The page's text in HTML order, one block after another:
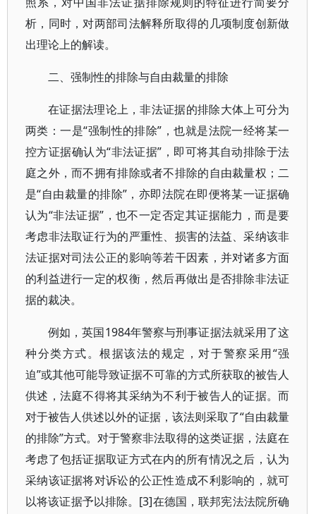
析，同时，对两部司法解释所取得的几项制度创新做
出理论上的解读。
二、强制性的排除与自由裁量的排除
在证据法理论上，非法证据的排除大体上可分为
两类：一是“强制性的排除”，也就是法院一经将某一
控方证据确认为“非法证据”，即可将其自动排除于法
庭之外，而不拥有排除或者不排除的自由裁量权；二
是“自由裁量的排除”，亦即法院在即便将某一证据确
认为“非法证据”，也不一定否定其证据能力，而是要
考虑非法取证行为的严重性、损害的法益、采纳该非
法证据对司法公正的影响等若干因素，并对诸多方面
的利益进行一定的权衡，然后再做出是否排除非法证
据的裁决。
例如，英国1984年警察与刑事证据法就采用了这
种分类方式。根据该法的规定，对于警察采用“强
迫”或其他可能导致证据不可靠的方式所获取的被告人
供述，法庭不得将其采纳为不利于被告人的证据。而
对于被告人供述以外的证据，该法则采取了“自由裁量
的排除”方式。对于警察非法取得的这类证据，法庭在
考虑了包括证据取证方式在内的所有情况之后，认为
采纳该证据将对诉讼的公正性造成不利影响的，就可
以将该证据予以排除。[3]在德国，联邦宪法法院所确